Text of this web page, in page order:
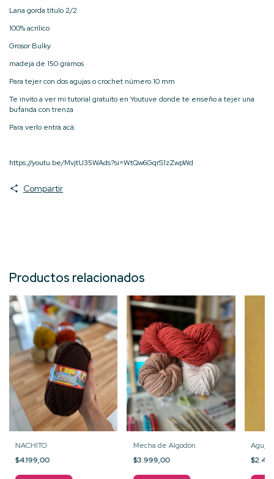
Lana gorda título 2/2
100% acrílico
Grosor Bulky
madeja de 150 gramos
Para tejer con dos agujas o crochet número 10 mm
Te invito a ver mi tutorial gratuito en Youtuve donde te enseño a tejer una
bufanda con trenza
Para verlo entrá acá:
https://youtu.be/MvjtU35WAds?si=WtQw6GqrS1zZwpWd
Compartir
Productos relacionados
NACHITO
$4.199,00
Mecha de Algodón
$3.999,00
Aguja